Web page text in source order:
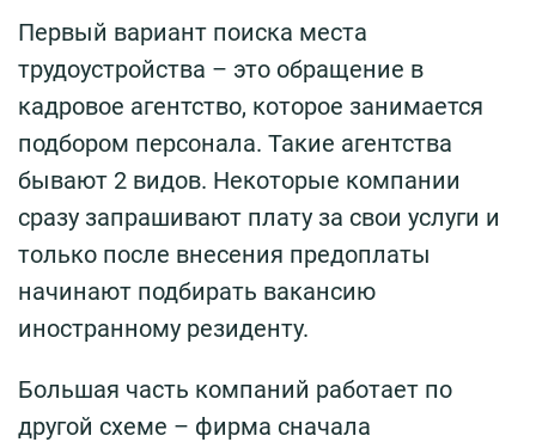
Первый вариант поиска места
трудоустройства – это обращение в
кадровое агентство, которое занимается
подбором персонала. Такие агентства
бывают 2 видов. Некоторые компании
сразу запрашивают плату за свои услуги и
только после внесения предоплаты
начинают подбирать вакансию
иностранному резиденту.
Большая часть компаний работает по
другой схеме – фирма сначала